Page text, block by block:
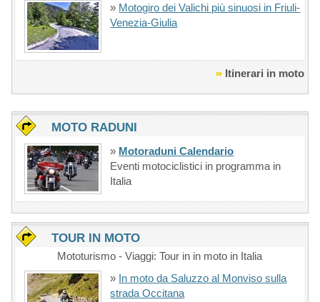
» Motogiro dei Valichi più sinuosi in Friuli-
Venezia-Giulia
Itinerari in moto
MOTO RADUNI
» Motoraduni Calendario
Eventi motociclistici in programma in
Italia
TOUR IN MOTO
Mototurismo - Viaggi: Tour in in moto in Italia
» In moto da Saluzzo al Monviso sulla
strada Occitana